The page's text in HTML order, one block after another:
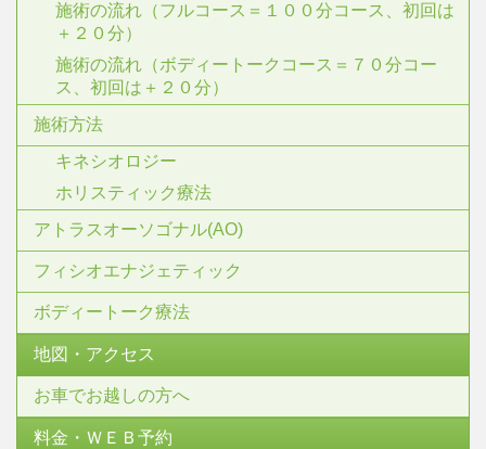
施術の流れ（フルコース＝１００分コース、初回は
＋２０分）
施術の流れ（ボディートークコース＝７０分コー
ス、初回は＋２０分）
施術方法
キネシオロジー
ホリスティック療法
アトラスオーソゴナル(AO)
フィシオエナジェティック
ボディートーク療法
地図・アクセス
お車でお越しの方へ
料金・ＷＥＢ予約